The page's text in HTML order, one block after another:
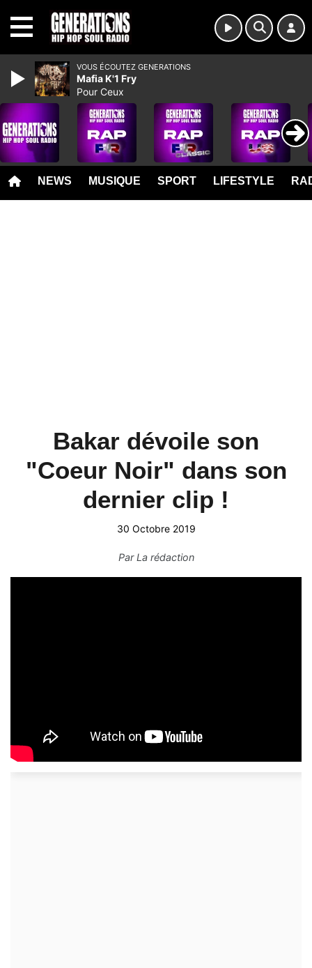
NEWS MUSIQUE SPORT LIFESTYLE
Bakar dévoile son
"Coeur Noir" dans son
dernier clip !
30 Octobre 2019
ParLa rédaction
VOUS ÉCOUTEZ GENERATIONS
Mafia K'1 Fry
Pour Ceux